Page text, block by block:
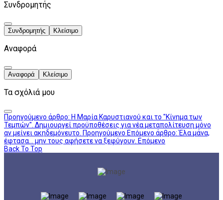
Συνδρομητής
Συνδρομητής Κλείσιμο
Αναφορά
Αναφορά Κλείσιμο
Τα σχόλιά μου
Προηγούμενο άρθρο: Η Μαρία Καρυστιανού και το "Κίνημα των
Τεμπών". Δημιουργεί προϋποθέσεις για νέα μεταπολίτευση μόνο
αν μείνει ακηδεμόνευτο. Προηγούμενο Επόμενο άρθρο: Έλα μάνα,
έφτασα... μην τους αφήσετε να ξεφύγουν. Επόμενο
Back To Top